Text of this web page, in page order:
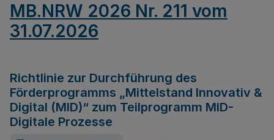
MB.NRW 2026 Nr. 211 vom
31.07.2026
Richtlinie zur Durchführung des
Förderprogramms „Mittelstand Innovativ &
Digital (MID)“ zum Teilprogramm MID-
Digitale Prozesse